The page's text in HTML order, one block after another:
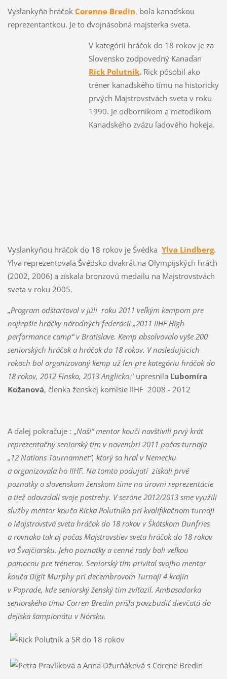
Vyslankyňa hráčok Corenne Bredin, bola kanadskou
reprezentantkou. Je to dvojnásobná majsterka sveta.
V kategórii hráčok do 18 rokov je za
Slovensko zodpovedný Kanaďan
Rick Polutnik. Rick pôsobil ako
tréner kanadského tímu na historicky
prvých Majstrovstvách sveta v roku
1990. Je odborníkom a metodikom
Kanadského zväzu ľadového hokeja.
Vyslankyňou hráčok do 18 rokov je Švédka Ylva Lindberg.
Ylva reprezentovala Švédsko dvakrát na Olympijských hrách
(2002, 2006) a získala bronzovú medailu na Majstrovstvách
sveta v roku 2005.
„Program odštartoval v júli roku 2011 veľkým kempom pre
najlepšie hráčky národných federácií „2011 IIHF High
performance camp“ v Bratislave. Kemp absolvovalo vyše 200
seniorských hráčok a hráčok do 18 rokov. V nasledujúcich
rokoch bol organizovaný kemp už len pre kategóriu hráčok do
18 rokov, 2012 Fínsko, 2013 Anglicko,“ upresnila Ľubomíra
Kožanová, členka ženskej komisie IIHF 2008 - 2012
A ďalej pokračuje : „Naši“ mentor kouči navštívili prvý krát
reprezentačný seniorský tím v novembri 2011 počas turnaja
„12 Nations Tournamnet“, ktorý sa hral v Nemecku
a organizovala ho IIHF. Na tomto podujatí získali prvé
poznatky o slovenskom ženskom tíme na úrovni reprezentácie
a tiež odovzdali svoje postrehy. V sezóne 2012/2013 sme využili
služby mentor kouča Ricka Polutnika pri kvalifikačnom turnaji
o Majstrovstvá sveta hráčok do 18 rokov v Škótskom Dunfries
a rovnako tak aj počas Majstrovstiev sveta hráčok do 18 rokov
vo Švajčiarsku. Jeho poznatky a cenné rady boli veľkou
pomocou pre trénerov. Seniorský tím privítal svojho mentor
kouča Digit Murphy pri decembrovom Turnaji 4 krajín
v Poprade, kde seniorský ženský tím zvíťazil. Ambasadorka
seniorského tímu Corren Bredin prišla povzbudiť dievčatá do
dejiska šampionátu v Nórsku.